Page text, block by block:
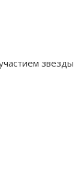
звезды